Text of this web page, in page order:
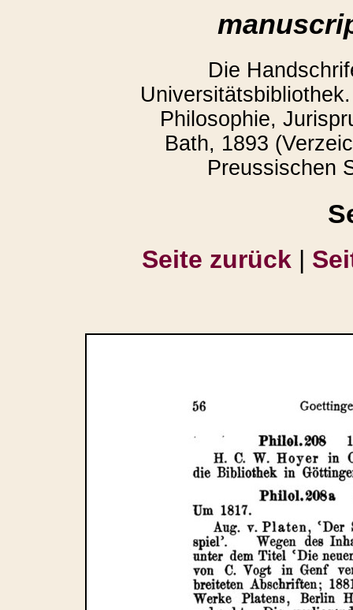
Die
Philosophie,
Bath, 1893
Preussischen
Seite zurück |